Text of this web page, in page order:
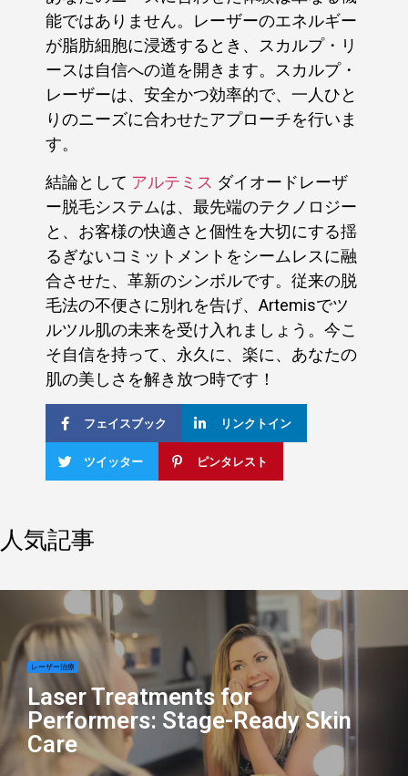
能ではありません。レーザーのエネルギー
が脂肪細胞に浸透するとき、スカルプ・リ
ースは自信への道を開きます。スカルプ・
レーザーは、安全かつ効率的で、一人ひと
りのニーズに合わせたアプローチを行いま
す。
結論として アルテミス ダイオードレーザ
ー脱毛システムは、最先端のテクノロジー
と、お客様の快適さと個性を大切にする揺
るぎないコミットメントをシームレスに融
合させた、革新のシンボルです。従来の脱
毛法の不便さに別れを告げ、Artemisでツ
ルツル肌の未来を受け入れましょう。今こ
そ自信を持って、永久に、楽に、あなたの
肌の美しさを解き放つ時です！
フェイスブック リンクトイン
ツイッター ピンタレスト
人気記事
レーザー治療
Laser Treatments for
Performers: Stage-Ready Skin
Care